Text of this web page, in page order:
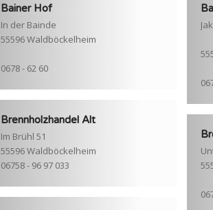
Bainer Hof
In der Bainde
55596 Waldböckelheim
0678 - 62 60
Brennholzhandel Alt
Im Brühl 51
55596 Waldböckelheim
06758 - 96 97 033